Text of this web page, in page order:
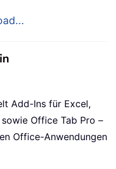
Add-Ins für Excel,
Office Tab Pro –
Office-Anwendungen